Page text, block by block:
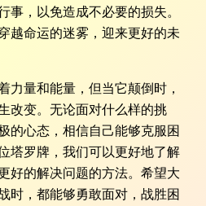
事，以免造成不必要的损失。
越命运的迷雾，迎来更好的未
力量和能量，但当它颠倒时，
改变。无论面对什么样的挑
的心态，相信自己能够克服困
塔罗牌，我们可以更好地了解
好的解决问题的方法。希望大
时，都能够勇敢面对，战胜困